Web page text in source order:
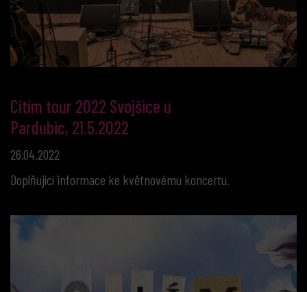
Cítím tour 2022 Svojšice u
Pardubic, 21.5.2022
26.04.2022
Doplňující informace ke květnovému koncertu.